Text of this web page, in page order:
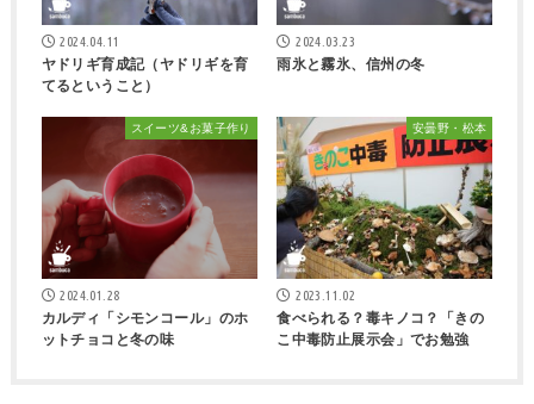
2024.04.11
ヤドリギ育成記（ヤドリギを育
てるということ）
2024.03.23
雨氷と霧氷、信州の冬
スイーツ&お菓子作り
2024.01.28
カルディ「シモンコール」のホ
ットチョコと冬の味
安曇野・松本
2023.11.02
食べられる？毒キノコ？「きの
こ中毒防止展示会」でお勉強